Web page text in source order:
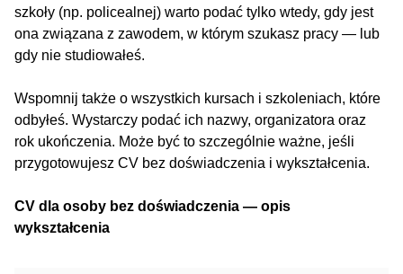
szkoły (np. policealnej) warto podać tylko wtedy, gdy jest
ona związana z zawodem, w którym szukasz pracy — lub
gdy nie studiowałeś.
Wspomnij także o wszystkich kursach i szkoleniach, które
odbyłeś. Wystarczy podać ich nazwy, organizatora oraz
rok ukończenia. Może być to szczególnie ważne, jeśli
przygotowujesz CV bez doświadczenia i wykształcenia.
CV dla osoby bez doświadczenia — opis
wykształcenia